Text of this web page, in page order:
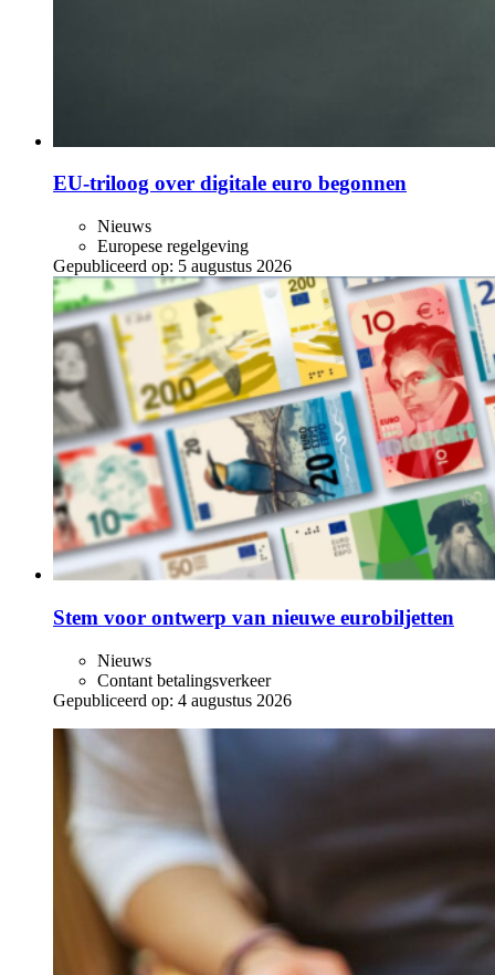
EU-triloog over digitale euro begonnen
Nieuws
Europese regelgeving
Gepubliceerd op: 5 augustus 2026
Stem voor ontwerp van nieuwe eurobiljetten
Nieuws
Contant betalingsverkeer
Gepubliceerd op: 4 augustus 2026